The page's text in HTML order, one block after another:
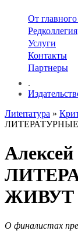
От главного
Редколлегия
Услуги
Контакты
Партнеры
.
Лиterraтура »
О финалистах